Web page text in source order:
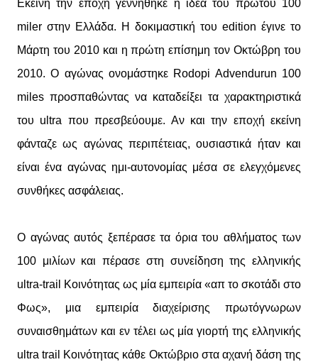
Εκείνη την εποχή γεννήθηκε η ιδέα του πρώτου 100
miler στην Ελλάδα. Η δοκιμαστική του edition έγινε το
Μάρτη του 2010 και η πρώτη επίσημη τον Οκτώβρη του
2010. Ο αγώνας ονομάστηκε Rodopi Advendurun 100
miles προσπαθώντας να καταδείξει τα χαρακτηριστικά
του ultra που πρεσβεύουμε. Αν και την εποχή εκείνη
φάνταζε ως αγώνας περιπέτειας, ουσιαστικά ήταν και
είναι ένα αγώνας ημι-αυτονομίας μέσα σε ελεγχόμενες
συνθήκες ασφάλειας.
Ο αγώνας αυτός ξεπέρασε τα όρια του αθλήματος των
100 μιλίων και πέρασε στη συνείδηση της ελληνικής
ultra-trail Κοινότητας ως μία εμπειρία «απ το σκοτάδι στο
Φως», μια εμπειρία διαχείρισης πρωτόγνωρων
συναισθημάτων και εν τέλει ως μία γιορτή της ελληνικής
ultra trail Κοινότητας κάθε Οκτώβριο στα αχανή δάση της